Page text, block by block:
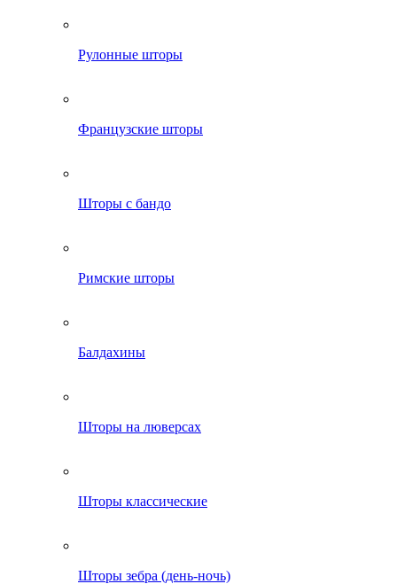
Рулонные шторы
Французские шторы
Шторы с бандо
Римские шторы
Балдахины
Шторы на люверсах
Шторы классические
Шторы зебра (день-ночь)